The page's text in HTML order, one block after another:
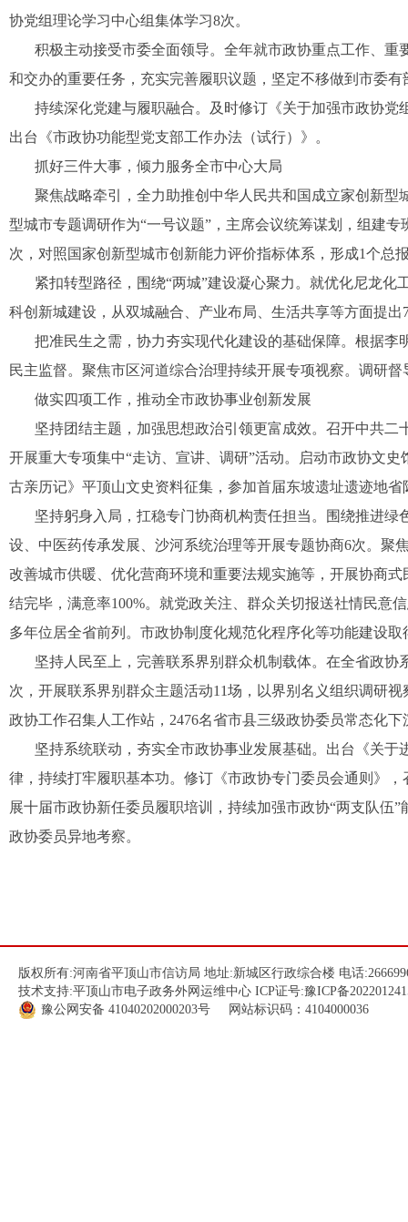
协党组理论学习中心组集体学习8次。
积极主动接受市委全面领导。全年就市政协重点工作、
和交办的重要任务，充实完善履职议题，坚定不移做到市委
持续深化党建与履职融合。及时修订《关于加强市政协
出台《市政协功能型党支部工作办法（试行）》。
抓好三件大事，倾力服务全市中心大局
聚焦战略牵引，全力助推创中华人民共和国成立家创新
型城市专题调研作为“一号议题”，主席会议统筹谋划，组建
次，对照国家创新型城市创新能力评价指标体系，形成1个总
紧扣转型路径，围绕“两城”建设凝心聚力。就优化尼龙
科创新城建设，从双城融合、产业布局、生活共享等方面提出
把准民生之需，协力夯实现代化建设的基础保障。根据
民主监督。聚焦市区河道综合治理持续开展专项视察。调研
做实四项工作，推动全市政协事业创新发展
坚持团结主题，加强思想政治引领更富成效。召开中共
开展重大专项集中“走访、宣讲、调研”活动。启动市政协文
古亲历记》平顶山文史资料征集，参加首届东坡遗址遗迹地
坚持躬身入局，扛稳专门协商机构责任担当。围绕推进
设、中医药传承发展、沙河系统治理等开展专题协商6次。聚
改善城市供暖、优化营商环境和重要法规实施等，开展协商
结完毕，满意率100%。就党政关注、群众关切报送社情民意
多年位居全省前列。市政协制度化规范化程序化等功能建设
坚持人民至上，完善联系界别群众机制载体。在全省政
次，开展联系界别群众主题活动11场，以界别名义组织调研
政协工作召集人工作站，2476名省市县三级政协委员常态化
坚持系统联动，夯实全市政协事业发展基础。出台《关
律，持续打牢履职基本功。修订《市政协专门委员会通则》
展十届市政协新任委员履职培训，持续加强市政协“两支队伍
政协委员异地考察。
版权所有:河南省平顶山市信访局 地址:新城区行政综合楼 电话
技术支持:平顶山市电子政务外网运维中心 ICP证号:豫ICP备
豫公网安备 41040202000203号 网站标识码：4104000036